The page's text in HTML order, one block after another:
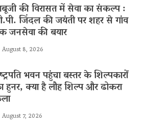
की विरासत में सेवा का संकल्प :
जिंदल की जयंती पर शहर से गांव
जनसेवा की बयार
August 8, 2026
भवन पहुंचा बस्तर के शिल्पकारों
हुनर, क्या है लौह शिल्प और ढोकरा
August 7, 2026